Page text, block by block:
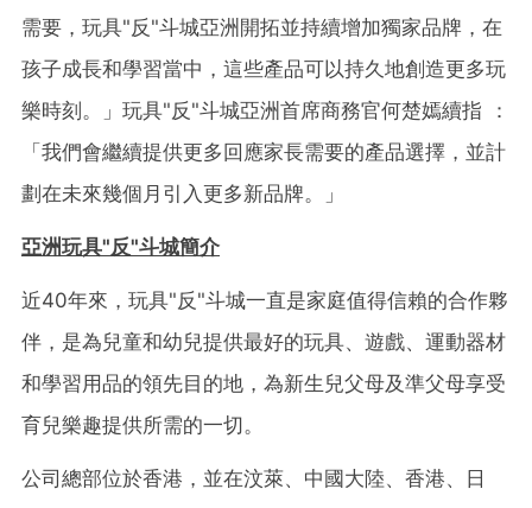
需要，玩具"反"斗城亞洲開拓並持續增加獨家品牌，在
孩子成長和學習當中，這些產品可以持久地創造更多玩
樂時刻。」 玩具"反"斗城亞洲首席商務官何楚嫣續指 ：
「我們會繼續提供更多回應家長需要的產品選擇，並計
劃在未來幾個月引入更多新品牌。」
亞洲玩具"反"斗城簡介
近40年來，玩具"反"斗城一直是家庭值得信賴的合作夥
伴，是為兒童和幼兒提供最好的玩具、遊戲、運動器材
和學習用品的領先目的地，為新生兒父母及準父母享受
育兒樂趣提供所需的一切。
公司總部位於香港，並在汶萊、中國大陸、香港、日